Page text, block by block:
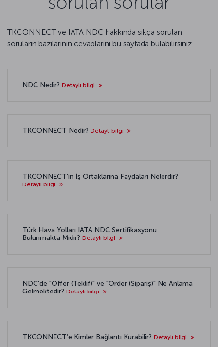
TKCONNECT ve IATA NDC hakkında sıkça sorulan
soruların bazılarının cevaplarını bu sayfada bulabilirsiniz.
NDC Nedir? Detaylı bilgi
TKCONNECT Nedir? Detaylı bilgi
TKCONNECT’in İş Ortaklarına Faydaları Nelerdir?
Detaylı bilgi
Türk Hava Yolları IATA NDC Sertifikasyonu
Bulunmakta Mıdır? Detaylı bilgi
NDC'de "Offer (Teklif)" ve "Order (Sipariş)" Ne Anlama
Gelmektedir? Detaylı bilgi
TKCONNECT’e Kimler Bağlantı Kurabilir? Detaylı bilgi